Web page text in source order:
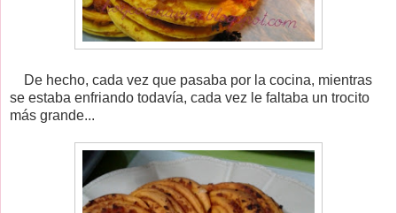
De hecho, cada vez que pasaba por la cocina, mientras
se estaba enfriando todavía, cada vez le faltaba un trocito
más grande...